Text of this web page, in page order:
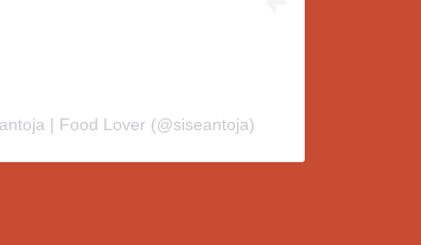
| Food Lover (@siseantoja)